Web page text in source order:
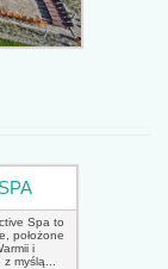
Spa to
położone
i
myślą...